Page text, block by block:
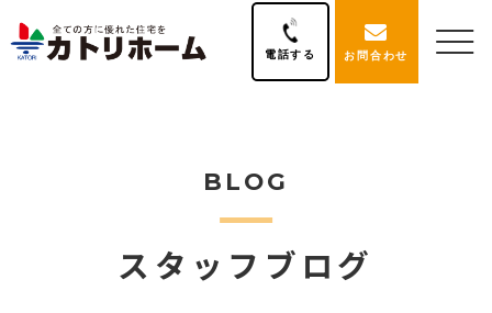
電話する お問合わせ
BLOG
スタッフブログ